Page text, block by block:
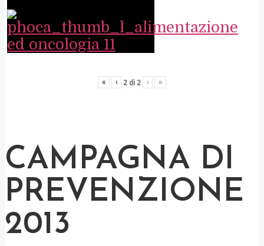
« ‹ 2 di 2 › »
CAMPAGNA DI
PREVENZIONE
2013